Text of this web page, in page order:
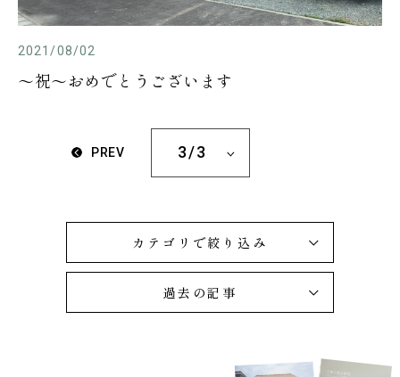
2021/08/02
～祝～おめでとうございます
PREV 3/3
カテゴリで絞り込み
過去の記事